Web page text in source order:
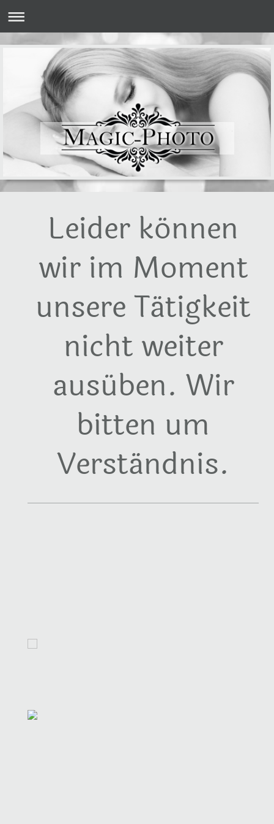
Leider können
wir im Moment
unsere Tätigkeit
nicht weiter
ausüben. Wir
bitten um
Verständnis.